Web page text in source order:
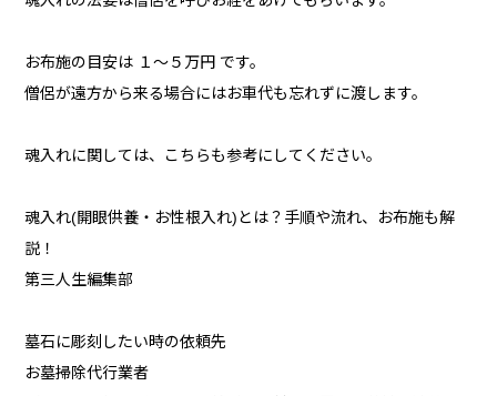
お布施の目安は １～５万円 です。
僧侶が遠方から来る場合にはお車代も忘れずに渡します。
魂入れに関しては、こちらも参考にしてください。
魂入れ(開眼供養・お性根入れ)とは？手順や流れ、お布施も解
説！
第三人生編集部
墓石に彫刻したい時の依頼先
お墓掃除代行業者